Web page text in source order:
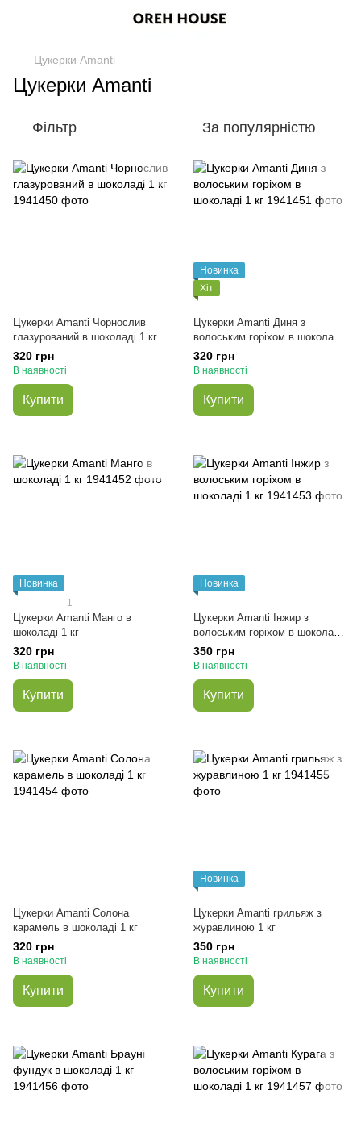
Цукерки Amanti
Цукерки Amanti
Фільтр За популярністю
Цукерки Amanti Чорнослив
глазурований в шоколаді 1 кг
320 грн
В наявності
Купити
Новинка
Хіт
Цукерки Amanti Диня з
волоським горіхом в шоколаді
1 кг
320 грн
В наявності
Купити
Новинка
1
Цукерки Amanti Манго в
шоколаді 1 кг
320 грн
В наявності
Купити
Новинка
Цукерки Amanti Інжир з
волоським горіхом в шоколаді
1 кг
350 грн
В наявності
Купити
Цукерки Amanti Солона
карамель в шоколаді 1 кг
320 грн
В наявності
Купити
Новинка
Цукерки Amanti грильяж з
журавлиною 1 кг
350 грн
В наявності
Купити